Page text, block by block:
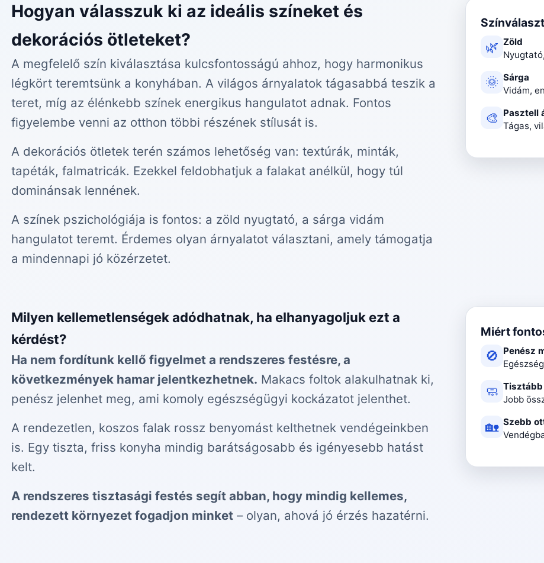
Hogyan válasszuk ki az ideális színeket és
dekorációs ötleteket?
A megfelelő szín kiválasztása kulcsfontosságú ahhoz, hogy harmonikus
légkört teremtsünk a konyhában. A világos árnyalatok tágasabbá teszik a
teret, míg az élénkebb színek energikus hangulatot adnak. Fontos
figyelembe venni az otthon többi részének stílusát is.
A dekorációs ötletek terén számos lehetőség van: textúrák, minták,
tapéták, falmatricák. Ezekkel feldobhatjuk a falakat anélkül, hogy túl
dominánsak lennének.
A színek pszichológiája is fontos: a zöld nyugtató, a sárga vidám
hangulatot teremt. Érdemes olyan árnyalatot választani, amely támogatja
a mindennapi jó közérzetet.
🌿 Zöld
🌞 Sárga
Vidám,
🎨 Pasztell
Tágas,
Milyen kellemetlenségek adódhatnak, ha elhanyagoljuk ezt a
kérdést?
Ha nem fordítunk kellő figyelmet a rendszeres festésre, a
következmények hamar jelentkezhetnek. Makacs foltok alakulhatnak ki,
penész jelenhet meg, ami komoly egészségügyi kockázatot jelenthet.
A rendezetlen, koszos falak rossz benyomást kelthetnek vendégeinkben
is. Egy tiszta, friss konyha mindig barátságosabb és igényesebb hatást
kelt.
A rendszeres tisztasági festés segít abban, hogy mindig kellemes,
rendezett környezet fogadjon minket – olyan, ahová jó érzés hazatérni.
Miért
🚫 Penész
🧼
Jobb
🏡 Szebb